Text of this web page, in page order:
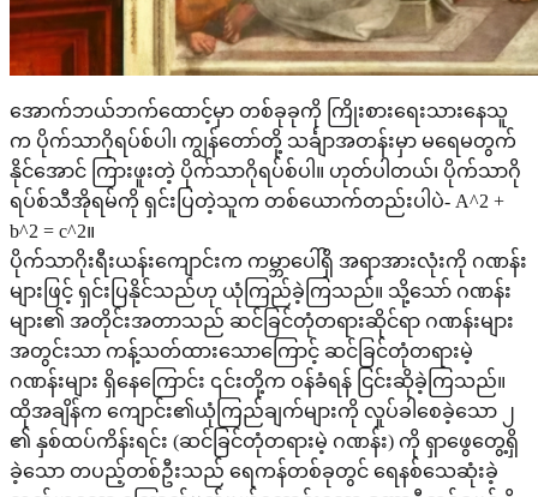
အောက်ဘယ်ဘက်ထောင့်မှာ တစ်ခုခုကို ကြိုးစားရေးသားနေသူ
က ပိုက်သာဂိုရပ်စ်ပါ၊ ကျွန်တော်တို့ သင်္ချာအတန်းမှာ မရေမတွက်
နိုင်အောင် ကြားဖူးတဲ့ ပိုက်သာဂိုရပ်စ်ပါ။ ဟုတ်ပါတယ်၊ ပိုက်သာဂို
ရပ်စ်သီအိုရမ်ကို ရှင်းပြတဲ့သူက တစ်ယောက်တည်းပါပဲ- A^2 +
b^2 = c^2။
ပိုက်သာဂိုးရီးယန်းကျောင်းက ကမ္ဘာပေါ်ရှိ အရာအားလုံးကို ဂဏန်း
များဖြင့် ရှင်းပြနိုင်သည်ဟု ယုံကြည်ခဲ့ကြသည်။ သို့သော် ဂဏန်း
များ၏ အတိုင်းအတာသည် ဆင်ခြင်တုံတရားဆိုင်ရာ ဂဏန်းများ
အတွင်းသာ ကန့်သတ်ထားသောကြောင့် ဆင်ခြင်တုံတရားမဲ့
ဂဏန်းများ ရှိနေကြောင်း ၎င်းတို့က ဝန်ခံရန် ငြင်းဆိုခဲ့ကြသည်။
ထိုအချိန်က ကျောင်း၏ယုံကြည်ချက်များကို လှုပ်ခါစေခဲ့သော ၂
၏ နှစ်ထပ်ကိန်းရင်း (ဆင်ခြင်တုံတရားမဲ့ ဂဏန်း) ကို ရှာဖွေတွေ့ရှိ
ခဲ့သော တပည့်တစ်ဦးသည် ရေကန်တစ်ခုတွင် ရေနစ်သေဆုံးခဲ့